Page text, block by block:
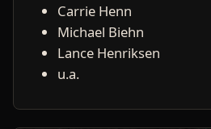
Carrie Henn
Michael Biehn
Lance Henriksen
u.a.